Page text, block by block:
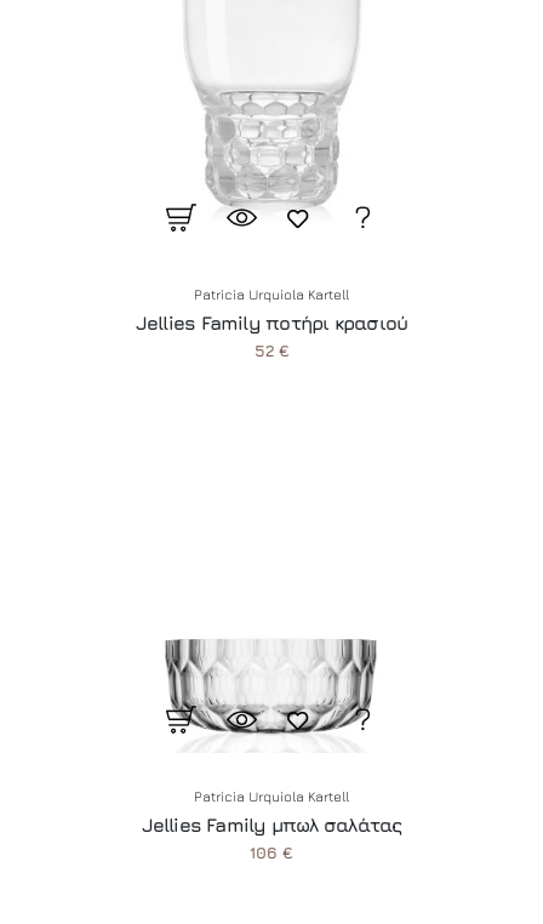
Patricia Urquiola Kartell
Jellies Family ποτήρι κρασιού
52 €
Patricia Urquiola Kartell
Jellies Family μπωλ σαλάτας
106 €